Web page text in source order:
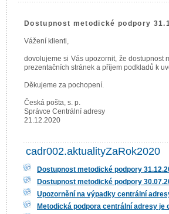
Dostupnost metodické podpory
Vážení klienti,
dovolujeme si Vás upozornit, že dostupnost
prezentačních stránek a příjem podkladů k
Děkujeme za pochopení.
Česká pošta, s. p.
Správce Centrální adresy
21.12.2020
cadr002.aktualityZaRok2020
Dostupnost metodické podpory
Dostupnost metodické podpory
Upozornění na výpadky centrální
Metodická podpora centrální adresy je